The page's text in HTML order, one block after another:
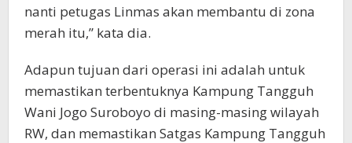
nanti petugas Linmas akan membantu di zona
merah itu,” kata dia.
Adapun tujuan dari operasi ini adalah untuk
memastikan terbentuknya Kampung Tangguh
Wani Jogo Suroboyo di masing-masing wilayah
RW, dan memastikan Satgas Kampung Tangguh